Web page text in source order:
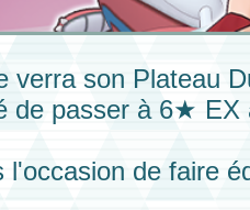
verra son Plateau
de passer à 6★ EX
l'occasion de faire